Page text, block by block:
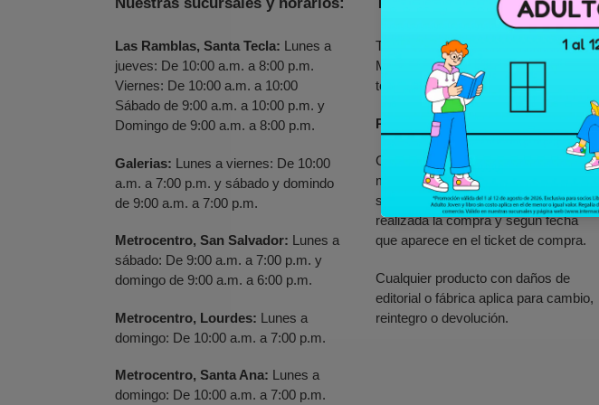
Las Ramblas, Santa Tecla: Lunes a
jueves: De 10:00 a.m. a 8:00 p.m.
Viernes: De 10:00 a.m. a 10:00
Sábado de 9:00 a.m. a 10:00 p.m. y
Domingo de 9:00 a.m. a 8:00 p.m.
Galerias: Lunes a viernes: De 10:00
a.m. a 7:00 p.m. y sábado y domindo
de 9:00 a.m. a 7:00 p.m.
Metrocentro, San Salvador: Lunes a
sábado: De 9:00 a.m. a 7:00 p.m. y
domingo de 9:00 a.m. a 6:00 p.m.
Metrocentro, Lourdes: Lunes a
domingo: De 10:00 a.m. a 7:00 p.m.
Metrocentro, Santa Ana: Lunes a
domingo: De 10:00 a.m. a 7:00 p.m.
Tiempo de entrega en la zona
Metropolitana de San Salvador y
todo el país: Entre 24 y 72 horas.
Políticas de Cambio:
Cualquier reclamo por cambio de
mercadería debe ser en los
siguientes 30 días después de
realizada la compra y según fecha
que aparece en el ticket de compra.
Cualquier producto con daños de
editorial o fábrica aplica para cambio,
reintegro o devolución.